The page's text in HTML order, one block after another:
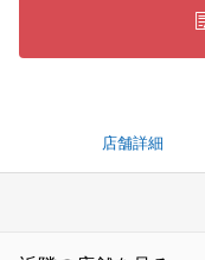
店舗詳細